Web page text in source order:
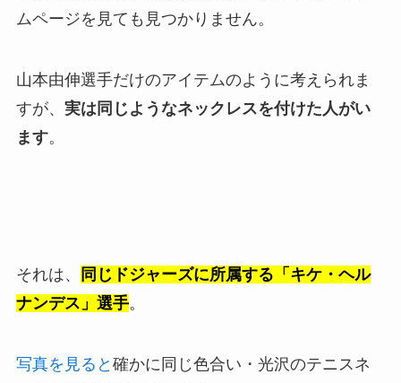
ムページを見ても見つかりません。
山本由伸選手だけのアイテムのように考えられま
すが、 実は同じようなネックレスを付けた人がい
ます。
それは、
同じドジャーズに所属する「キケ・ヘル
ナンデス」選手。
写真を見ると 確かに同じ色合い・光沢のテニスネ